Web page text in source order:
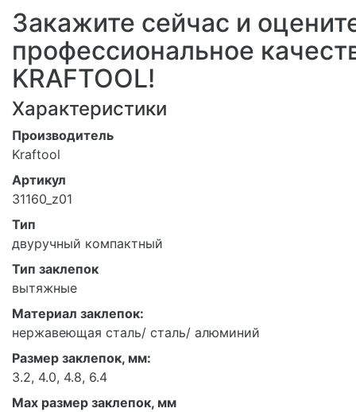
Закажите сейчас и
профессиональное
KRAFTOOL!
Характеристики
Производитель
Kraftool
Артикул
31160_z01
Тип
двуручный компактный
Тип заклепок
вытяжные
Материал заклепок:
нержавеющая сталь/ сталь/ алюминий
Размер заклепок, мм:
3.2, 4.0, 4.8, 6.4
Max размер заклепок, мм